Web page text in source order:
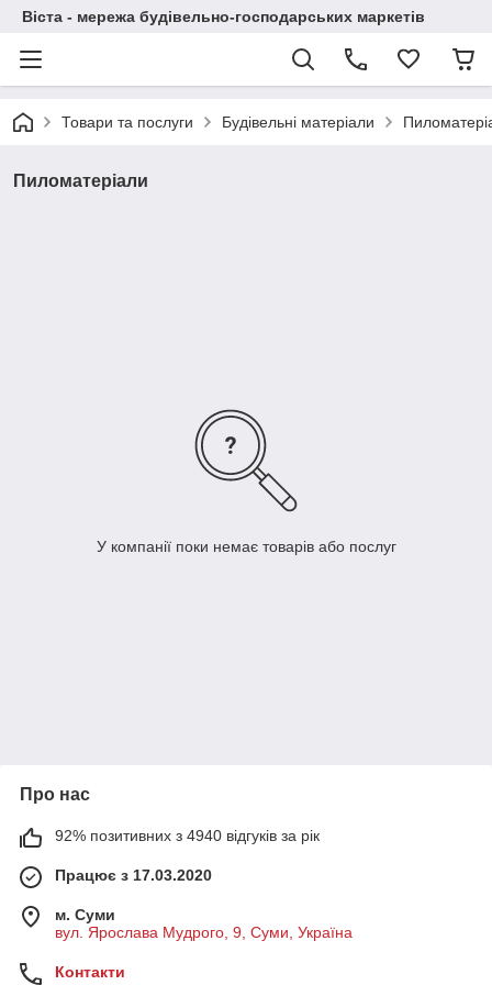
Віста - мережа будівельно-господарських маркетів
Товари та послуги Будівельні матеріали
Пиломатеріали
У компанії поки немає товарів або послуг
Про нас
92% позитивних з 4940 відгуків за рік
Працює з 17.03.2020
м. Суми
вул. Ярослава Мудрого, 9, Суми, Україна
Контакти